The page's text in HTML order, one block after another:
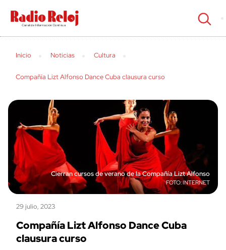
cerrar
Inicio Noticias Cultura
Compañía Lizt Alfonso Dance Cuba clausura curso
Cierran cursos de verano de la Compañía Lizt Alfonso
INTERNET
29 julio, 2023
Compañía Lizt Alfonso Dance Cuba
clausura curso